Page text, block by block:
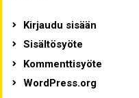
Kirjaudu sisään
Sisältösyöte
Kommenttisyöte
WordPress.org